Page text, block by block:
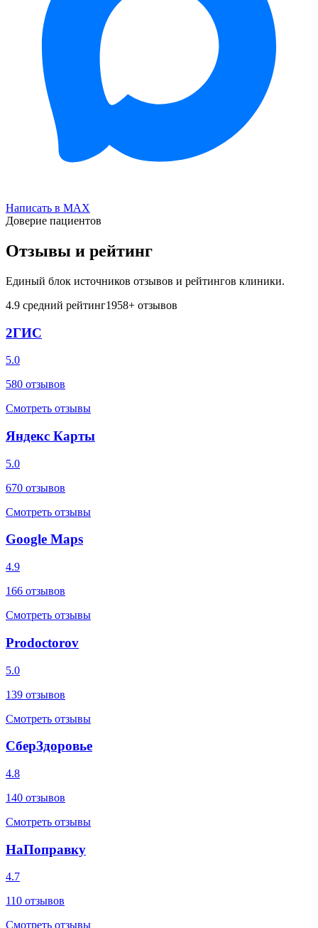
Написать в MAX
Доверие пациентов
Отзывы и рейтинг
Единый блок источников отзывов и рейтингов клиники.
4.9 средний рейтинг1958+ отзывов
2ГИС
5.0
580 отзывов
Смотреть отзывы
Яндекс Карты
5.0
670 отзывов
Смотреть отзывы
Google Maps
4.9
166 отзывов
Смотреть отзывы
Prodoctorov
5.0
139 отзывов
Смотреть отзывы
СберЗдоровье
4.8
140 отзывов
Смотреть отзывы
НаПоправку
4.7
110 отзывов
Смотреть отзывы